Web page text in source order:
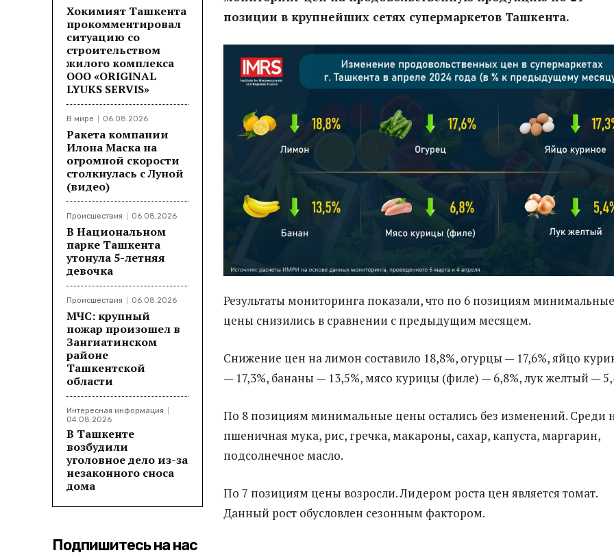
Хокимият Ташкента
прокомментировал
ситуацию со
строительством
жилого комплекса
ООО «ORIGINAL
LYUKS SERVIS»
В мире 06.08.2026
Ракета компании
Илона Маска на
огромной скорости
столкнулась с Луной
(видео)
Происшествия 06.08.2026
В Национальном
парке Ташкента
утонула 5-летняя
девочка
Происшествия 06.08.2026
МЧС: крупный
пожар произошел в
Зангиатинском
районе
Ташкентской
области
Интересная информация
04.08.2026
В Ташкенте
возбудили
уголовное дело из-за
незаконного сноса
дома
Подпишитесь на нас
позиции в крупнейших сетях супермаркетов Ташкента.
Результаты мониторинга показали, что по 6 позициям минимальные
цены снизились в сравнении с предыдущим месяцем.
Снижение цен на лимон составило 18,8%, огурцы — 17,6%, яйцо
— 17,3%, бананы — 13,5%, мясо курицы (филе) — 6,8%, лук желтый —
По 8 позициям минимальные цены остались без изменений. Среди
пшеничная мука, рис, гречка, макароны, сахар, капуста, маргарин,
подсолнечное масло.
По 7 позициям цены возросли. Лидером роста цен является томат.
Данный рост обусловлен сезонным фактором.